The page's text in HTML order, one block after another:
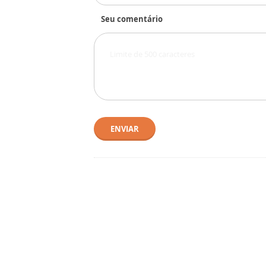
Seu comentário
ENVIAR